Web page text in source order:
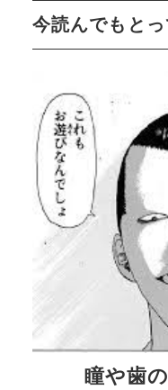
今読んでもと
瞳や歯